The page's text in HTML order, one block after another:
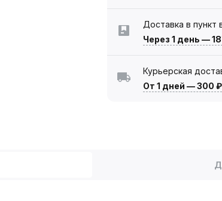
Доставка в пункт
Через 1 день —
Курьерская
От 1 дней —300 ₽